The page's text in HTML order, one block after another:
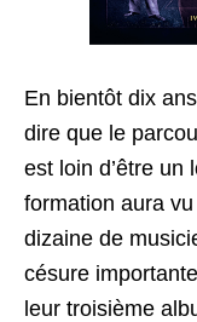
En bientôt dix
dire que le
est loin d’être un
formation aura
dizaine de
césure
leur troisième